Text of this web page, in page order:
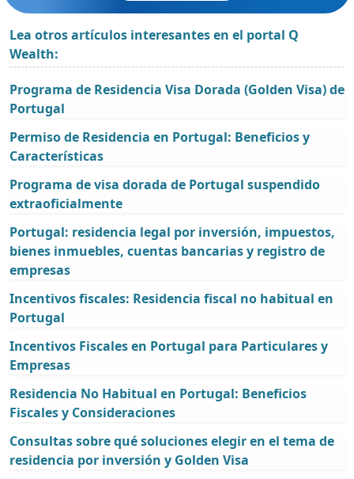
Lea otros artículos interesantes en el portal Q
Wealth:
Programa de Residencia Visa Dorada (Golden Visa) de
Portugal
Permiso de Residencia en Portugal: Beneficios y
Características
Programa de visa dorada de Portugal suspendido
extraoficialmente
Portugal: residencia legal por inversión, impuestos,
bienes inmuebles, cuentas bancarias y registro de
empresas
Incentivos fiscales: Residencia fiscal no habitual en
Portugal
Incentivos Fiscales en Portugal para Particulares y
Empresas
Residencia No Habitual en Portugal: Beneficios
Fiscales y Consideraciones
Consultas sobre qué soluciones elegir en el tema de
residencia por inversión y Golden Visa